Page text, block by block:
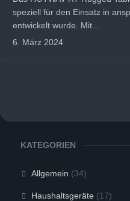
speziell für den Einsatz in
entwickelt wurde. Mit...
6. März 2024
KATEGORIEN
Allgemein (34)
Haushaltsgeräte (17)